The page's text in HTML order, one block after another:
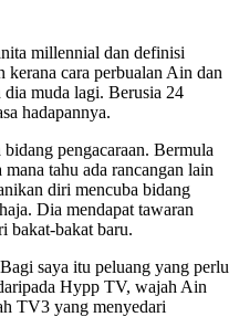
millennial dan definisi
cara perbualan Ain dan
muda lagi. Berusia 24
hadapannya.
pengacaraan. Bermula
tahu ada rancangan lain
diri mencuba bidang
Dia mendapat tawaran
bakat-bakat baru.
saya itu peluang yang perlu
Hypp TV, wajah Ain
TV3 yang menyedari